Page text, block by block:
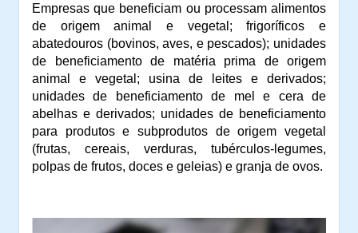
Empresas que beneficiam ou processam alimentos
de origem animal e vegetal; frigoríficos e
abatedouros (bovinos, aves, e pescados); unidades
de beneficiamento de matéria prima de origem
animal e vegetal; usina de leites e derivados;
unidades de beneficiamento de mel e cera de
abelhas e derivados; unidades de beneficiamento
para produtos e subprodutos de origem vegetal
(frutas, cereais, verduras, tubérculos-legumes,
polpas de frutos, doces e geleias) e granja de ovos.